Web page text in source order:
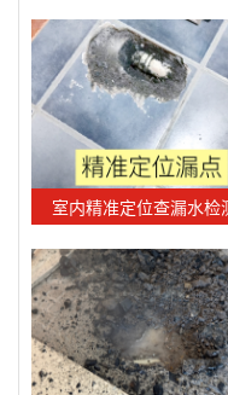
室内精准定位查漏水检